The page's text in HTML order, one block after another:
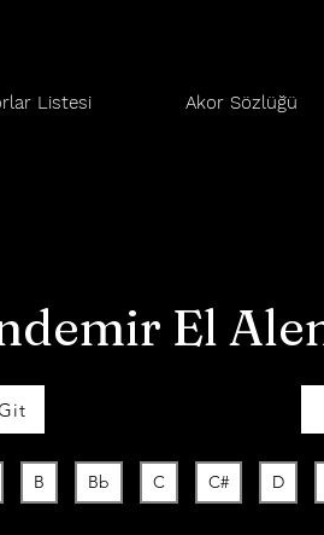
Listesi Akor Sözlüğü
El
B Bb C C# D